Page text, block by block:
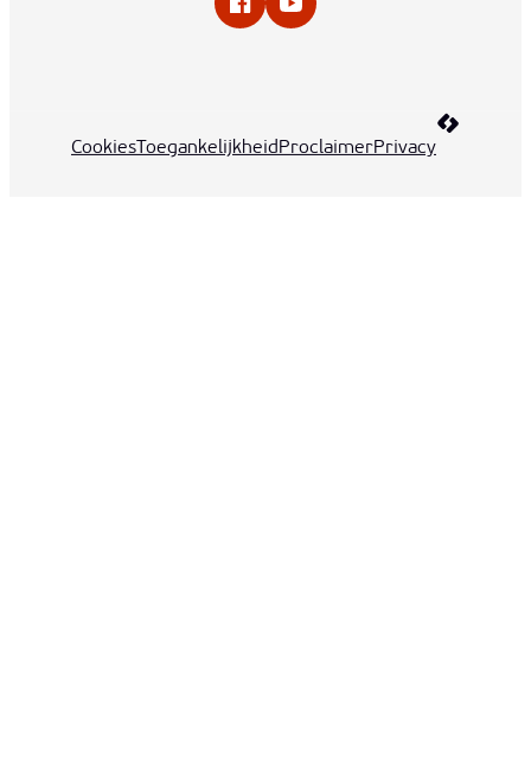
FacebookYouTube
Cookies ToegankelijkheidProclaimerPrivacy
LCP nv